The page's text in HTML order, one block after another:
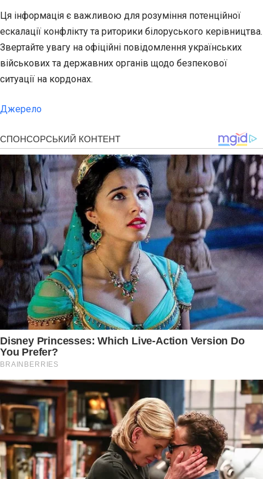
Ця інформація є важливою для розуміння потенційної
ескалації конфлікту та риторики білоруського керівництва.
Звертайте увагу на офіційні повідомлення українських
військових та державних органів щодо безпекової
ситуації на кордонах.
Джерело